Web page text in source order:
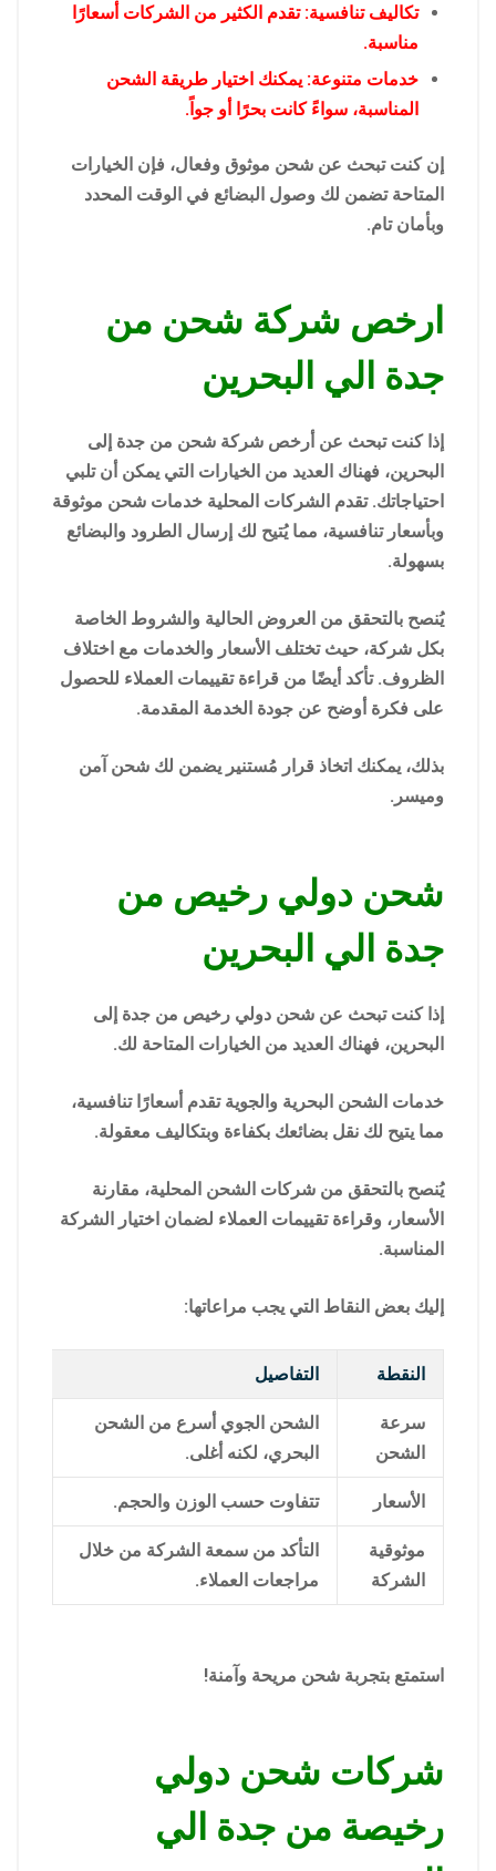
تكاليف تنافسية: تقدم الكثير من الشركات أسعارًا
مناسبة.
خدمات متنوعة: يمكنك اختيار طريقة الشحن
المناسبة، سواءً كانت بحرًا أو جواً.
إن كنت تبحث عن شحن موثوق وفعال، فإن الخيارات
المتاحة تضمن لك وصول البضائع في الوقت المحدد
وبأمان تام.
ارخص شركة شحن من
جدة الي البحرين
إذا كنت تبحث عن أرخص شركة شحن من جدة إلى
البحرين، فهناك العديد من الخيارات التي يمكن أن تلبي
احتياجاتك. تقدم الشركات المحلية خدمات شحن موثوقة
وبأسعار تنافسية، مما يُتيح لك إرسال الطرود والبضائع
بسهولة.
يُنصح بالتحقق من العروض الحالية والشروط الخاصة
بكل شركة، حيث تختلف الأسعار والخدمات مع اختلاف
الظروف. تأكد أيضًا من قراءة تقييمات العملاء للحصول
على فكرة أوضح عن جودة الخدمة المقدمة.
بذلك، يمكنك اتخاذ قرار مُستنير يضمن لك شحن آمن
وميسر.
شحن دولي رخيص من
جدة الي البحرين
إذا كنت تبحث عن شحن دولي رخيص من جدة إلى
البحرين، فهناك العديد من الخيارات المتاحة لك.
خدمات الشحن البحرية والجوية تقدم أسعارًا تنافسية،
مما يتيح لك نقل بضائعك بكفاءة وبتكاليف معقولة.
يُنصح بالتحقق من شركات الشحن المحلية، مقارنة
الأسعار، وقراءة تقييمات العملاء لضمان اختيار الشركة
المناسبة.
إليك بعض النقاط التي يجب مراعاتها:
النقطة التفاصيل
سرعة
الشحن
الشحن الجوي أسرع من الشحن
البحري، لكنه أغلى.
الأسعار تتفاوت حسب الوزن والحجم.
موثوقية
الشركة
التأكد من سمعة الشركة من خلال
مراجعات العملاء.
استمتع بتجربة شحن مريحة وآمنة!
شركات شحن دولي
رخيصة من جدة الي